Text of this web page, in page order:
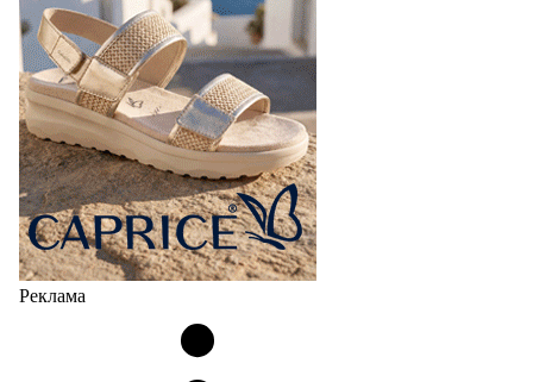
Реклама